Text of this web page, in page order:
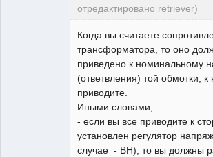
отредактировано retriever)
Когда вы считаете
трансформатора, то оно
приведено к номинальному
(ответвления) той обмотки, к
приводите.
Иными словами,
- если вы все приводите к
установлен регулятор
случае - ВН), то вы должны